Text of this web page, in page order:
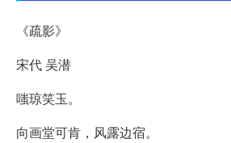
《疏影》
宋代 吴潜
嗤琼笑玉。
向画堂可肯，风露边宿。